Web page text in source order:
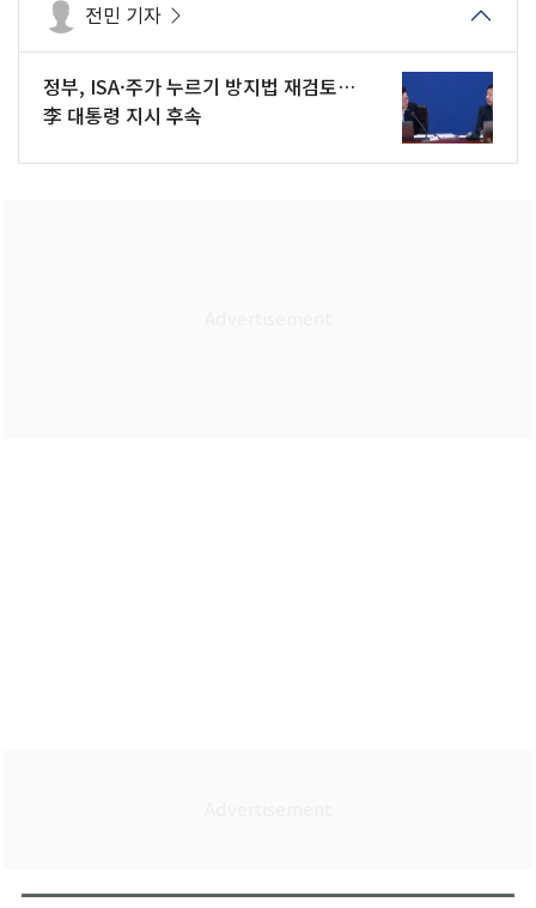
전민 기자
정부, ISA·주가 누르기 방지법 재검토…
李 대통령 지시 후속